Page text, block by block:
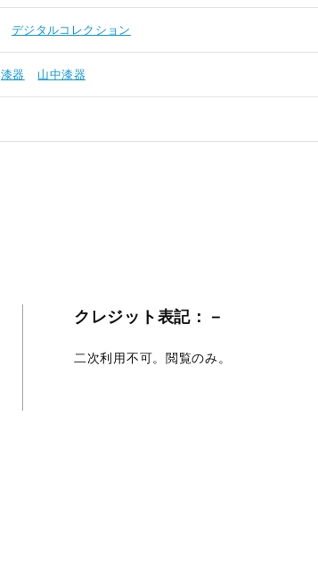
デジタルコレクション
漆器 山中漆器
クレジット表記：－
二次利用不可。閲覧のみ。